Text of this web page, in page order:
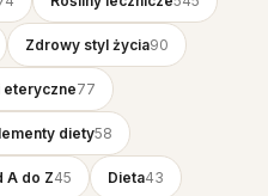
Zdrowy styl życia90
eteryczne77
diety58
A do Z45 Dieta43